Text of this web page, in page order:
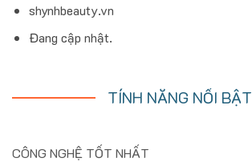
shynhbeauty.vn
Đang cập nhật.
TÍNH NĂNG NỔI BẬT
CÔNG NGHỆ TỐT NHẤT